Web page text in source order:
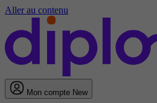
Aller au contenu
Mon compte New